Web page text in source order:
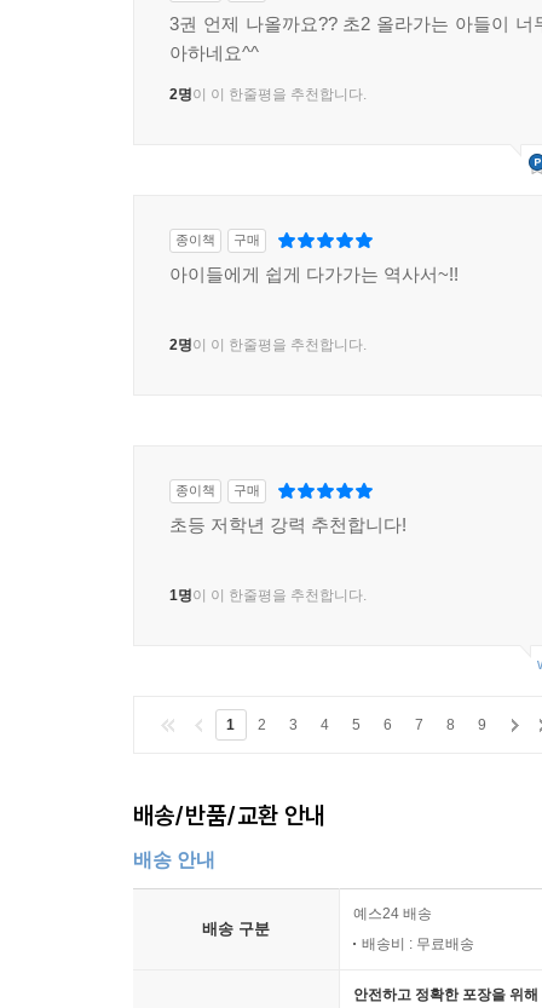
3권 언제 나올까요?? 초2 올라가는 아들이 너
아하네요^^
2명이 이 한줄평을 추천합니다.
종이책 구매
아이들에게 쉽게 다가가는 역사서~!!
2명이 이 한줄평을 추천합니다.
종이책 구매
초등 저학년 강력 추천합니다!
1명이 이 한줄평을 추천합니다.
1 2 3 4 5 6 7 8 9
배송/반품/교환 안내
배송 안내
배송 구분
예스24 배송
배송비 : 무료배송
안전하고 정확한 포장을 위